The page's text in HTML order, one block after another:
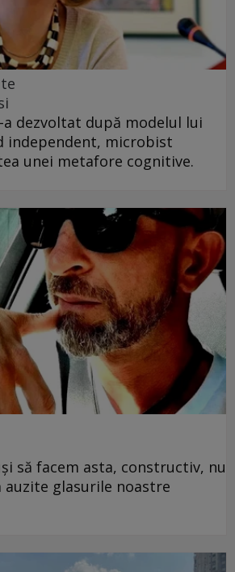
dezvoltat după modelul lui
independent, microbist
unei metafore cognitive.
să facem asta, constructiv, nu
auzite glasurile noastre